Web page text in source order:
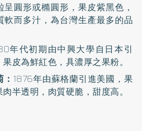
呈圓形或橢圓形，果皮紫黑色，
軟而多汁，為台灣生產最多的品
年代初期由中興大學自日本引
皮為鮮紅色，具濃厚之果粉。
1876年由蘇格蘭引進美國，果
半透明，肉質硬脆，甜度高。